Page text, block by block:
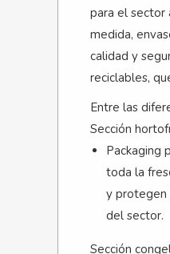
para el sector
medida,
calidad y
reciclables,
Entre las
Sección
Packaging
toda la
y protegen
del sector.
Sección